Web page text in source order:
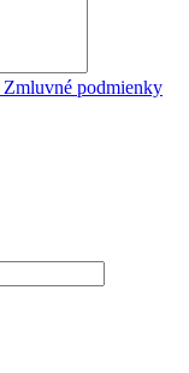
Zmluvné podmienky